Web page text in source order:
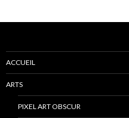
ACCUEIL
ARTS
PIXEL ART OBSCUR